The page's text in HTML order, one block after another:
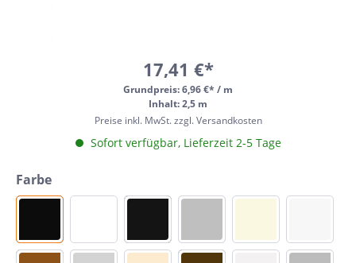
17,41 €*
Grundpreis:6,96 €* / m
Inhalt: 2,5 m
Preise inkl. MwSt. zzgl. Versandkosten
Sofort verfügbar, Lieferzeit 2-5 Tage
Farbe